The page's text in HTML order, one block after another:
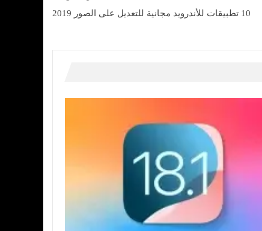
10 تطبيقات للأندرويد مجانية للتعديل على الصور 2019